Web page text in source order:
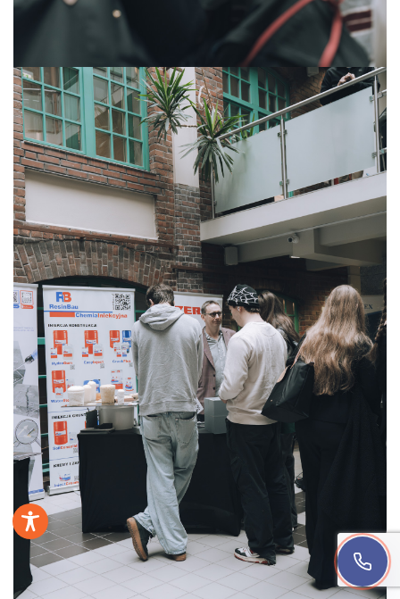
Jesteśmy teraz dostępni
Zadzwoń teraz
+48 22 123 05 25